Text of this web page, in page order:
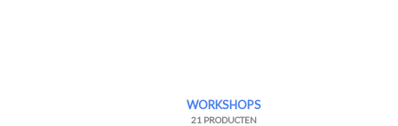
WORKSHOPS
21 PRODUCTEN